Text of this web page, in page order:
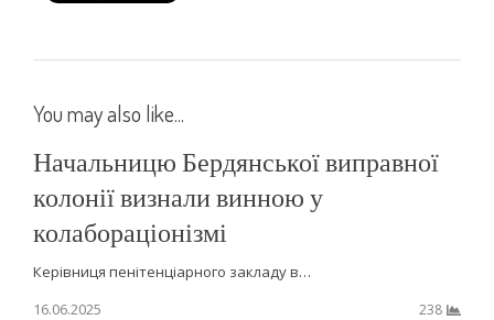
You may also like...
Начальницю Бердянської виправної
колонії визнали винною у
колабораціонізмі
Керівниця пенітенціарного закладу в…
16.06.2025
238